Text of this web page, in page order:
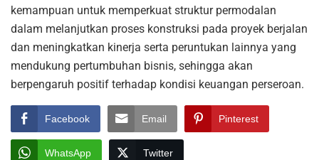
kemampuan untuk memperkuat struktur permodalan
dalam melanjutkan proses konstruksi pada proyek berjalan
dan meningkatkan kinerja serta peruntukan lainnya yang
mendukung pertumbuhan bisnis, sehingga akan
berpengaruh positif terhadap kondisi keuangan perseroan.
Facebook Email Pinterest
WhatsApp Twitter